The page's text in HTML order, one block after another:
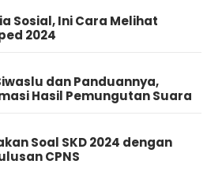
Sosial, Ini Cara Melihat
2024
dan Panduannya,
Hasil Pemungutan Suara
Soal SKD 2024 dengan
CPNS